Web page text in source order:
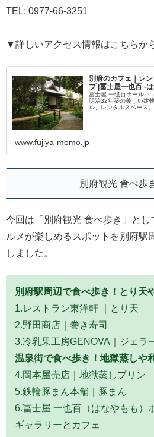
TEL: 0977-66-3251
▼詳しいアクセス情報はこちらか
別府のカフェ｜レ
プ |冨士屋一也百 -
冨士屋 一也百ホール ・
明治32年築の美しい建
ル、レンタルスペース
www.fujiya-momo.jp
別府観光 食べ歩
今回は「別府観光 食べ歩き」と
ルメが楽しめるスポットを別府駅
しました。
別府駅周辺で食べ歩き！とり天
1.レストラン東洋軒 ｜とり天
2.野田商店｜巻き寿司
3.冷乳果工房GENOVA｜ジェラ
温泉街で食べ歩き！地獄蒸しや
4.岡本屋売店｜地獄蒸しプリン
5.鉄輪豚まん本舗｜豚まん
6.冨士屋 一也百（はなやもも）
ギャラリーとカフェ